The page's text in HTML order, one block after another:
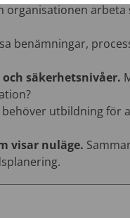
organisationen
benämningar,
säkerhetsnivåer.
utbildning för
visar nuläge.